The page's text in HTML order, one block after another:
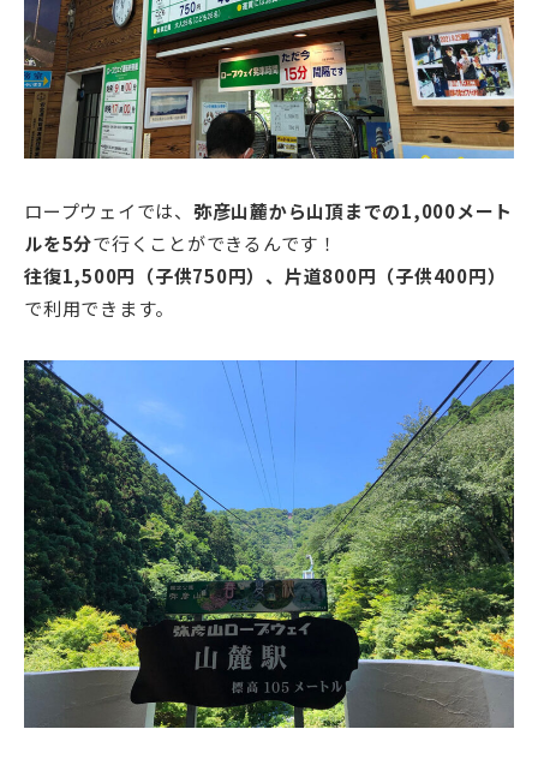
ロープウェイでは、 弥彦山麓から山頂までの1,000メート
ルを5分で行くことができるんです！
往復1,500円（子供750円）、片道800円（子供400円）
で利用できます。